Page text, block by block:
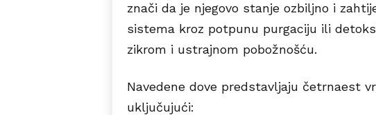
znači da je njegovo stanje ozbiljno i
sistema kroz potpunu purgaciju ili
zikrom i ustrajnom pobožnošću.
Navedene dove predstavljaju četrnaest
uključujući: